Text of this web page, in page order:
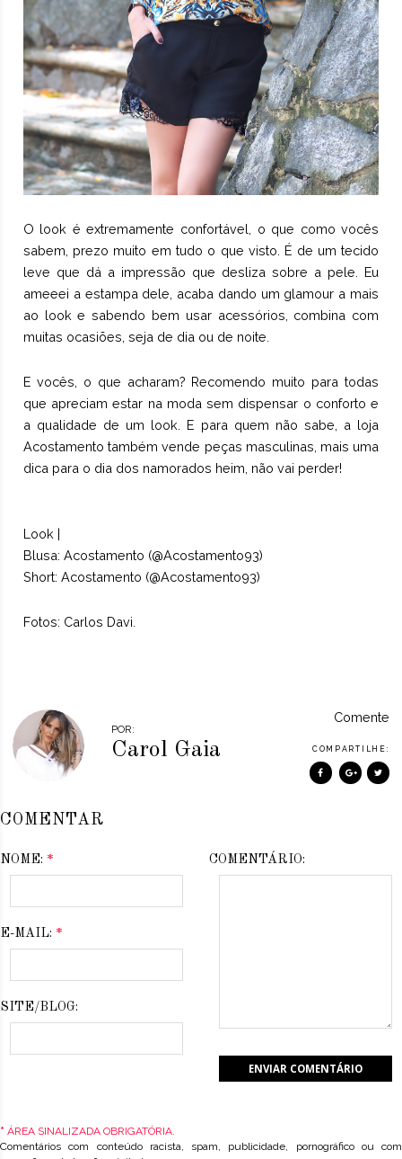
O look é extremamente confortável, o que como vocês
sabem, prezo muito em tudo o que visto. É de um tecido
leve que dá a impressão que desliza sobre a pele. Eu
ameeei a estampa dele, acaba dando um glamour a mais
ao look e sabendo bem usar acessórios, combina com
muitas ocasiões, seja de dia ou de noite.
E vocês, o que acharam? Recomendo muito para todas
que apreciam estar na moda sem dispensar o conforto e
a qualidade de um look. E para quem não sabe, a loja
Acostamento também vende peças masculinas, mais uma
dica para o dia dos namorados heim, não vai perder!
Look |
Blusa: Acostamento (@Acostamento93)
Short: Acostamento (@Acostamento93)
Fotos: Carlos Davi.
POR:
Carol Gaia
Comente
COMPARTILHE:
COMENTAR
NOME: *
E-MAIL: *
SITE/BLOG:
COMENTÁRIO:
* ÁREA SINALIZADA OBRIGATÓRIA.
Comentários com conteúdo racista, spam, publicidade, pornográfico ou com